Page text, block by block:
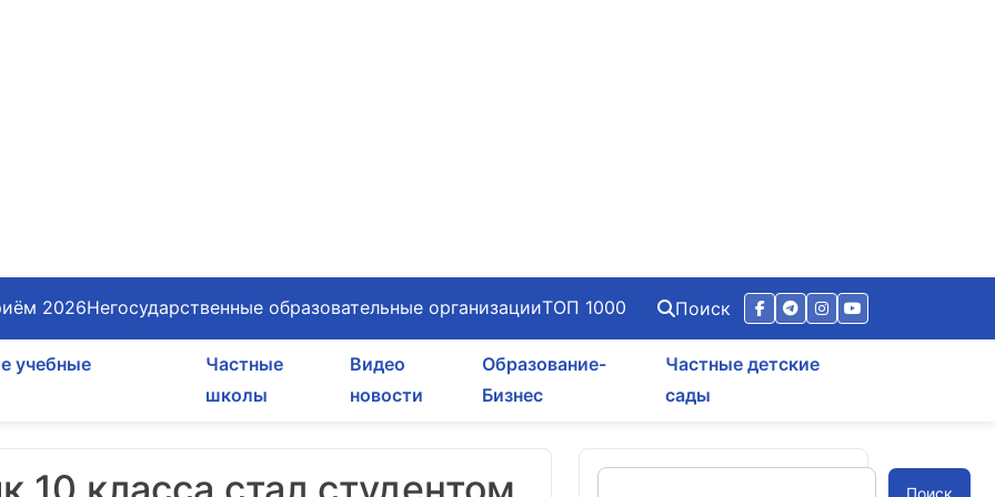
2026Негосударственные образовательные организацииТОП 1000 Поиск
учебные
Частные
школы
Видео
новости
Образование-
Бизнес
Частные детские
сады
Поиск